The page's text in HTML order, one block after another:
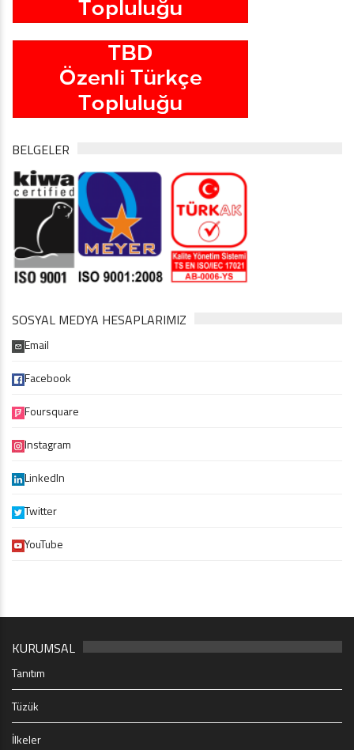
BELGELER
SOSYAL MEDYA HESAPLARIMIZ
Email
Facebook
Foursquare
Instagram
LinkedIn
Twitter
YouTube
KURUMSAL
Tanıtım
Tüzük
İlkeler